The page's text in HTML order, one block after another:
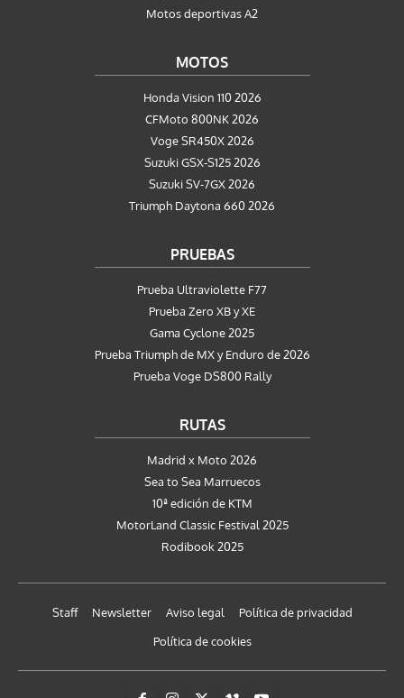
Motos deportivas A2
MOTOS
Honda Vision 110 2026
CFMoto 800NK 2026
Voge SR450X 2026
Suzuki GSX-S125 2026
Suzuki SV-7GX 2026
Triumph Daytona 660 2026
PRUEBAS
Prueba Ultraviolette F77
Prueba Zero XB y XE
Gama Cyclone 2025
Prueba Triumph de MX y Enduro de 2026
Prueba Voge DS800 Rally
RUTAS
Madrid x Moto 2026
Sea to Sea Marruecos
10ª edición de KTM
MotorLand Classic Festival 2025
Rodibook 2025
Staff Newsletter Aviso legal
Política de privacidad
Política de cookies